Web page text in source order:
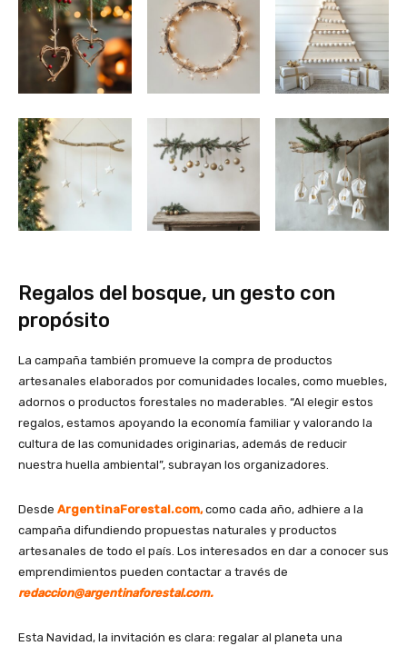
Regalos del bosque, un gesto con
propósito
La campaña también promueve la compra de productos
artesanales elaborados por comunidades locales, como muebles,
adornos o productos forestales no maderables. “Al elegir estos
regalos, estamos apoyando la economía familiar y valorando la
cultura de las comunidades originarias, además de reducir
nuestra huella ambiental”, subrayan los organizadores.
Desde ArgentinaForestal.com,como cada año, adhiere a la
campaña difundiendo propuestas naturales y productos
artesanales de todo el país. Los interesados en dar a conocer sus
emprendimientos pueden contactar a través de
redaccion@argentinaforestal.com.
Esta Navidad, la invitación es clara: regalar al planeta una